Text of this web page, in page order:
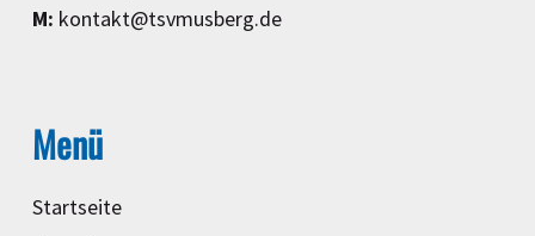
M: kontakt@tsvmusberg.de
Menü
Startseite